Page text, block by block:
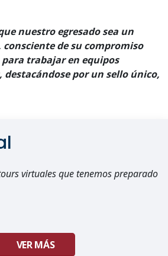
nuestro egresado sea un
de su compromiso
trabajar en equipos
por un sello único,
virtuales que tenemos preparado
VER MÁS